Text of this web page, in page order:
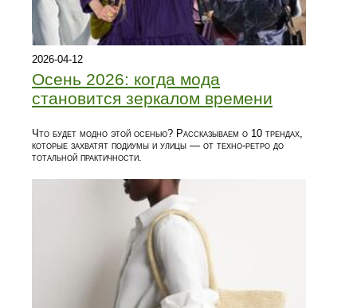
2026-04-12
Осень 2026: когда мода
становится зеркалом времени
Что будет модно этой осенью? Рассказываем о 10 трендах,
которые захватят подиумы и улицы — от техно-ретро до
тотальной практичности.